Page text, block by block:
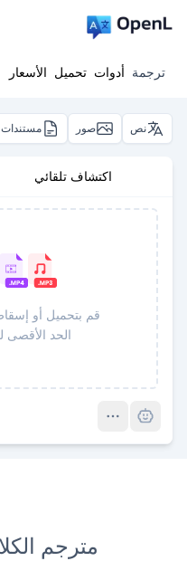
ترجمة أدوات تحميل الأسعار
نص صور مستندات
اكتشاف تلقائي
قم بتحميل أو
الحد
مترجم